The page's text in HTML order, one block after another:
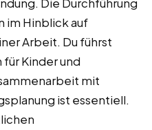
Die Durchführung
im Hinblick auf
Arbeit. Du führst
Kinder und
mit
ist essentiell.